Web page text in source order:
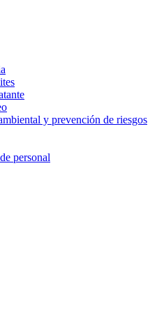
y prevención de riesgos
personal